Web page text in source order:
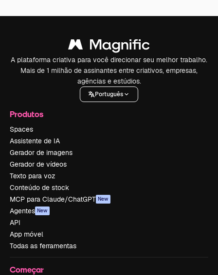
A plataforma criativa para você direcionar seu melhor trabalho.
Mais de 1 milhão de assinantes entre criativos, empresas,
agências e estúdios.
Português
Produtos
Spaces
Assistente de IA
Gerador de imagens
Gerador de vídeos
Texto para voz
Conteúdo de stock
MCP para Claude/ChatGPT New
Agentes New
API
App móvel
Todas as ferramentas
Começar